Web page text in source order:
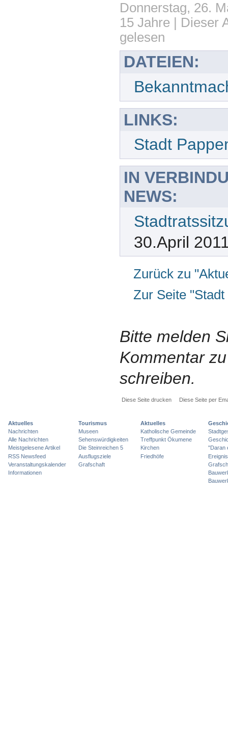
Donnerstag, 26.
15 Jahre | Dieser
gelesen
DATEIEN:
LINKS:
Stadt
IN
NEWS:
30.April
Zurück zu
Zur Seite
Bitte melden
Kommentar
schreiben.
Diese Seite drucken Diese Seite per
Aktuelles
Nachrichten
Alle Nachrichten
Meistgelesene Artikel
RSS Newsfeed
Veranstaltungskalender
Informationen
Tourismus
Museen
Sehenswürdigkeiten
Die Steinreichen 5
Ausflugsziele
Grafschaft
Aktuelles
Katholische Gemeinde
Treffpunkt Ökumene
Kirchen
Friedhöfe
"Daran